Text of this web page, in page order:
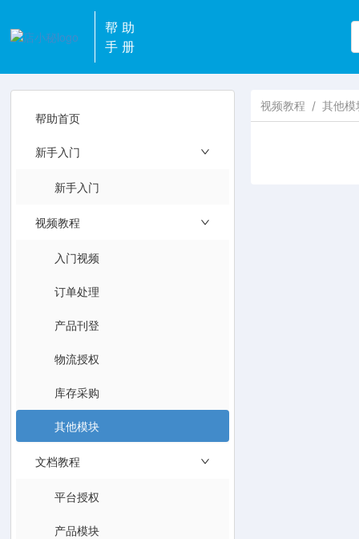
帮助
手册
帮助首页
新手入门
新手入门
视频教程
入门视频
订单处理
产品刊登
物流授权
库存采购
其他模块
文档教程
平台授权
产品模块
视频教程 / 其他模